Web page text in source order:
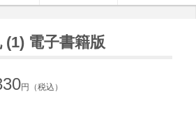
電子書籍版
円（税込）